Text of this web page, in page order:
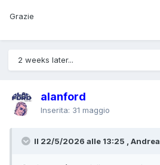
Grazie
2 weeks later...
alanford
Inserita: 31 maggio
Il 22/5/2026 alle 13:25 ,